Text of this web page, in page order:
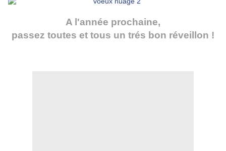
A l'année prochaine,
passez toutes et tous un trés bon réveillon !